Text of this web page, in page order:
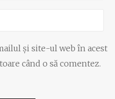
și site-ul web în acest
când o să comentez.